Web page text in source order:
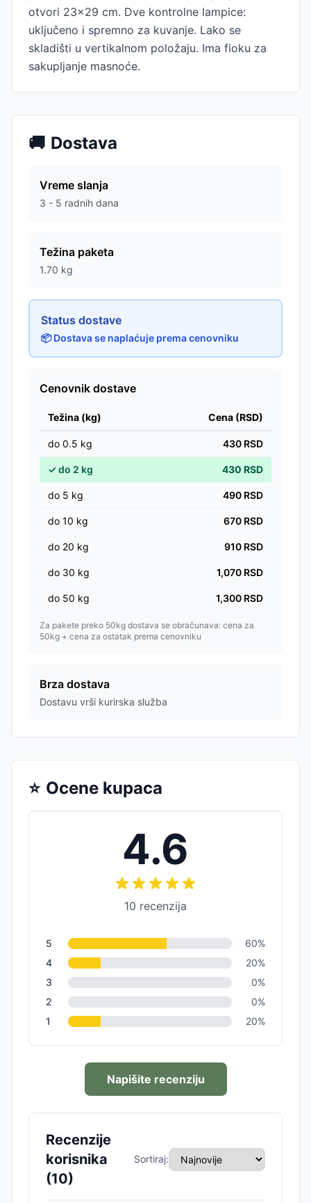
otvori 23×29 cm. Dve kontrolne lampice:
uključeno i spremno za kuvanje. Lako se
skladišti u vertikalnom položaju. Ima fioku za
sakupljanje masnoće.
🚚 Dostava
Vreme slanja
3 - 5 radnih dana
Težina paketa
1.70 kg
Status dostave
📦 Dostava se naplaćuje prema cenovniku
Cenovnik dostave
Težina (kg) Cena (RSD)
do 0.5 kg 430 RSD
✓do 2 kg 430 RSD
do 5 kg 490 RSD
do 10 kg 670 RSD
do 20 kg 910 RSD
do 30 kg 1,070 RSD
do 50 kg 1,300 RSD
Za pakete preko 50kg dostava se obračunava: cena za
50kg + cena za ostatak prema cenovniku
Brza dostava
Dostavu vrši kurirska služba
⭐ Ocene kupaca
4.6
10 recenzija
5 60%
4
20%
3
0%
2
0%
1
20%
Napišite recenziju
Recenzije
korisnika
(10)
Sortiraj: